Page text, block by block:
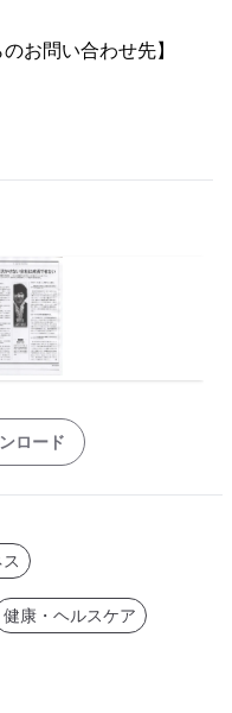
お問い合わせ先】
ロード
健康・ヘルスケア